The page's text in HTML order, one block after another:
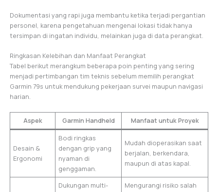
Dokumentasi yang rapi juga membantu ketika terjadi pergantian
personel, karena pengetahuan mengenai lokasi tidak hanya
tersimpan di ingatan individu, melainkan juga di data perangkat.
Ringkasan Kelebihan dan Manfaat Perangkat
Tabel berikut merangkum beberapa poin penting yang sering
menjadi pertimbangan tim teknis sebelum memilih perangkat
Garmin 79s untuk mendukung pekerjaan survei maupun navigasi
harian.
Aspek Garmin Handheld Manfaat untuk Proyek
Desain &
Ergonomi
Bodi ringkas
dengan grip yang
nyaman di
genggaman.
Mudah dioperasikan saat
berjalan, berkendara,
maupun di atas kapal.
Dukungan multi-
Mengurangi risiko salah